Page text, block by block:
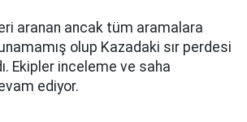
aranan ancak tüm aramalara
olup Kazadaki sır perdesi
Ekipler inceleme ve saha
ediyor.